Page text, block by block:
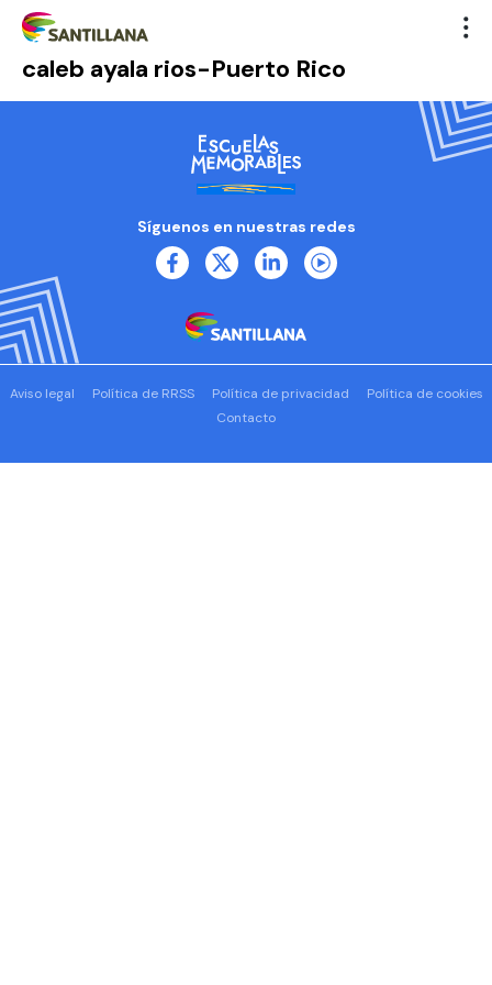
caleb ayala rios-Puerto Rico
Síguenos en nuestras redes
Aviso legal Política de RRSS Política de privacidad
Política de cookies
Contacto